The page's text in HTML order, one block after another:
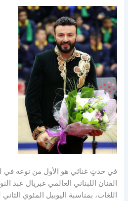
في حدثٍ غنائي هو الأول من نوعه في
الفنان اللبناني العالمي غبريال عبد
اللغات، بمناسبة اليوبيل المئوي